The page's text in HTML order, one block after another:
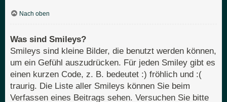
Nach oben
Was sind Smileys?
Smileys sind kleine Bilder, die benutzt werden können,
um ein Gefühl auszudrücken. Für jeden Smiley gibt es
einen kurzen Code, z. B. bedeutet :) fröhlich und :(
traurig. Die Liste aller Smileys können Sie beim
Verfassen eines Beitrags sehen. Versuchen Sie bitte